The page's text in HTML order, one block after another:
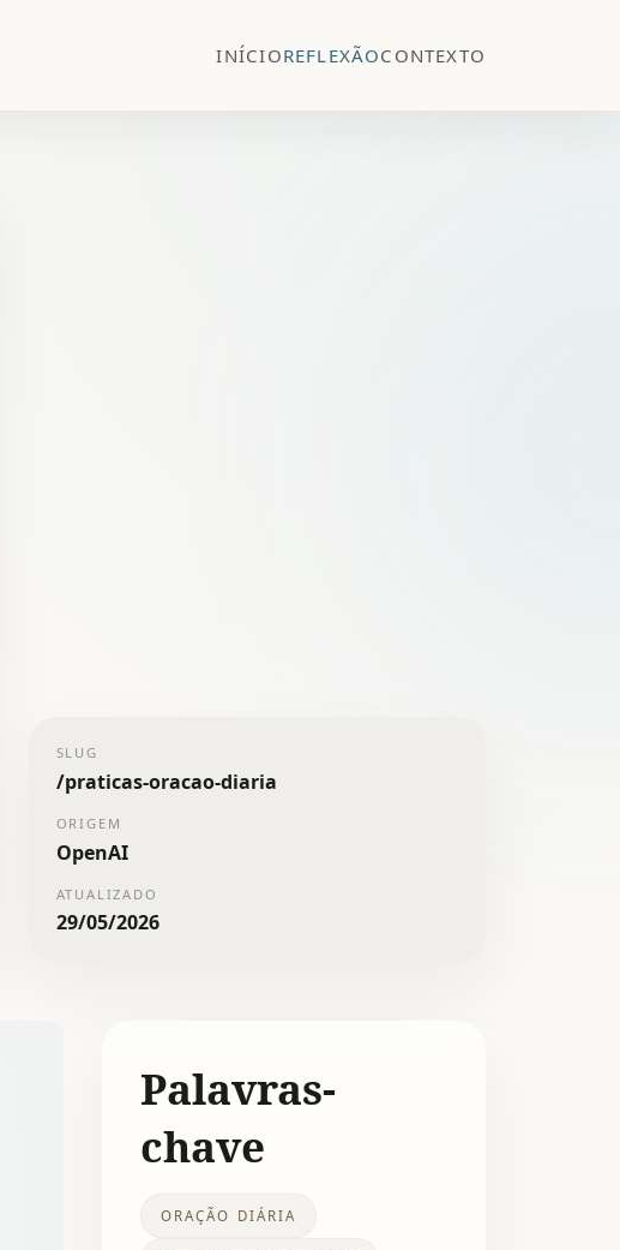
INÍCIOREFLEXÃOCONTEXTO
SLUG
/praticas-oracao-diaria
ORIGEM
OpenAI
ATUALIZADO
29/05/2026
Palavras-
chave
ORAÇÃO DIÁRIA